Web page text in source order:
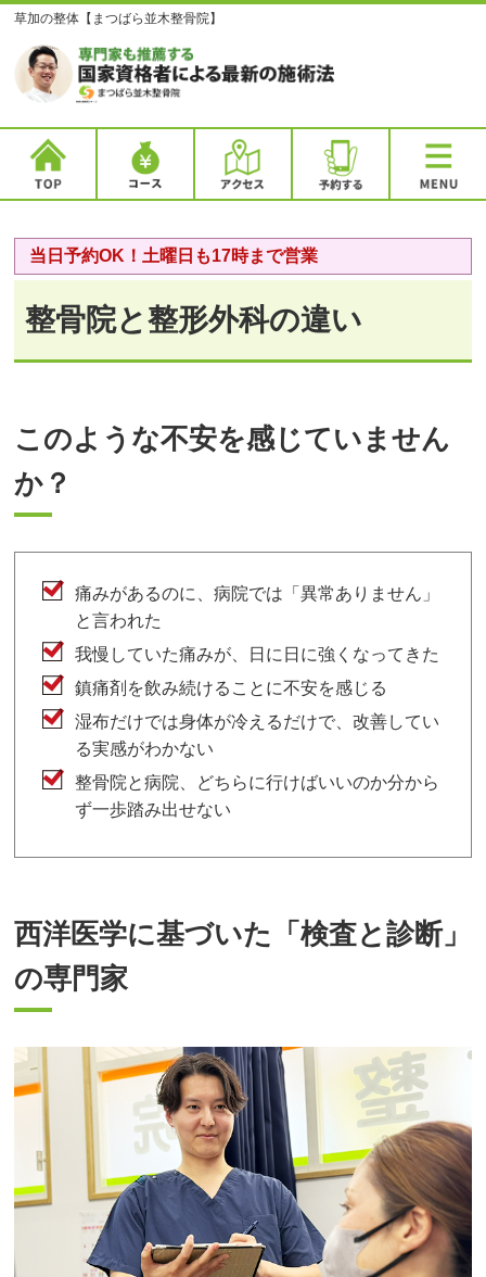
草加の整体【まつばら並木整骨院】
当日予約OK！土曜日も17時まで営業
整骨院と整形外科の違い
このような不安を感じていません
か？
痛みがあるのに、病院では「異常ありません」
と言われた
我慢していた痛みが、日に日に強くなってきた
鎮痛剤を飲み続けることに不安を感じる
湿布だけでは身体が冷えるだけで、改善してい
る実感がわかない
整骨院と病院、どちらに行けばいいのか分から
ず一歩踏み出せない
西洋医学に基づいた「検査と診断」
の専門家